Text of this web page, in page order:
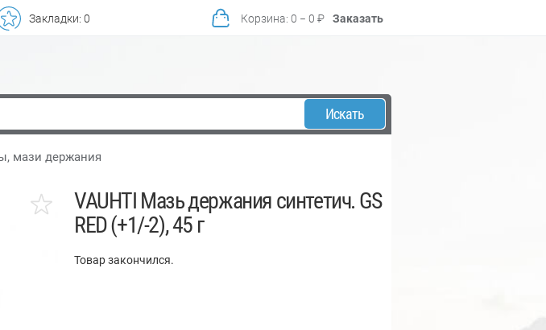
Закладки: 0 Корзина: 0 − 0 ₽ Заказать
Искать
мази держания
VAUHTI Мазь держания синтетич. GS
RED (+1/-2), 45 г
Товар закончился.